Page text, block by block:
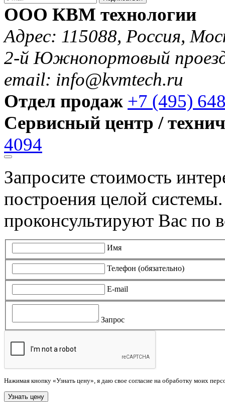
ООО КВМ технологии
Адрес: 115088, Россия,
2-й Южнопортовый
email: info@kvmtech.ru
Отдел продаж +7 (495)
Сервисный центр /
4094
Запросите стоимость
построения целой
проконсультируют Вас по
Имя
Телефон (обязательно)
E-mail
Запрос
Нажимая кнопку «Узнать цену», я даю свое согласие на обработку моих